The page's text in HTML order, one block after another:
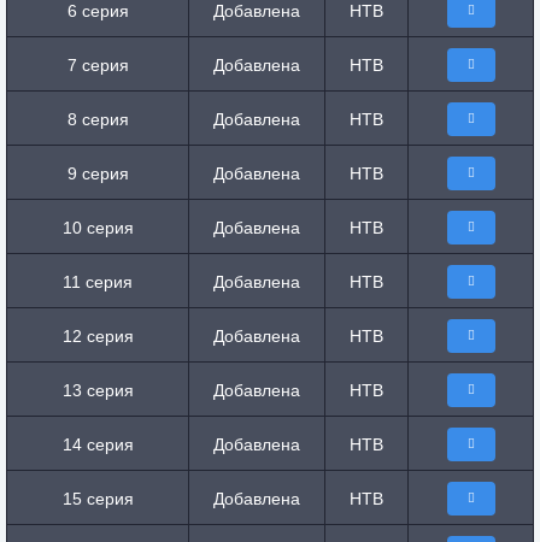
6 серия Добавлена НТВ
7 серия Добавлена НТВ
8 серия Добавлена НТВ
9 серия Добавлена НТВ
10 серия Добавлена НТВ
11 серия Добавлена НТВ
12 серия Добавлена НТВ
13 серия Добавлена НТВ
14 серия Добавлена НТВ
15 серия Добавлена НТВ